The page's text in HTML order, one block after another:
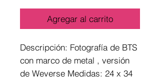
Agregar al carrito
Descripción: Fotografía de BTS
con marco de metal , versión
de Weverse Medidas: 24 x 34